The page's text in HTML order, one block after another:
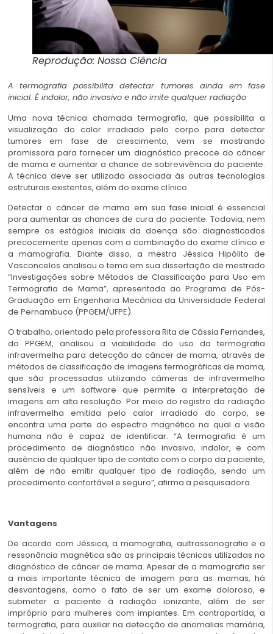
Reprodução: Nossa Ciência
A termografia possibilita detectar tumores ainda em fase
inicial. É indolor, não invasivo e não imite qualquer radiação
Uma nova técnica chamada termografia, que possibilita a
visualização do calor irradiado pelo corpo para detectar
tumores em fase de crescimento, vem se mostrando
promissora para fornecer um diagnóstico precoce do câncer
de mama e aumentar a chance de sobrevivência do paciente.
A técnica deve ser utilizada associada às outras tecnologias
estruturais existentes, além do exame clínico.
Detectar o câncer de mama em sua fase inicial é essencial
para aumentar as chances de cura do paciente. Todavia, nem
sempre os estágios iniciais da doença são diagnosticados
precocemente apenas com a combinação do exame clínico e
a mamografia. Diante disso, a mestra Jéssica Hipólito de
Vasconcelos analisou o tema em sua dissertação de mestrado
“Investigações sobre Métodos de Classificação para Uso em
Termografia de Mama”, apresentada ao Programa de Pós-
Graduação em Engenharia Mecânica da Universidade Federal
de Pernambuco (PPGEM/UFPE).
O trabalho, orientado pela professora Rita de Cássia Fernandes,
do PPGEM, analisou a viabilidade do uso da termografia
infravermelha para detecção do câncer de mama, através de
métodos de classificação de imagens termográficas de mama,
que são processadas utilizando câmeras de infravermelho
sensíveis e um software que permite a interpretação de
imagens em alta resolução. Por meio do registro da radiação
infravermelha emitida pelo calor irradiado do corpo, se
encontra uma parte do espectro magnético na qual a visão
humana não é capaz de identificar. “A termografia é um
procedimento de diagnóstico não invasivo, indolor, e com
ausência de qualquer tipo de contato com o corpo da paciente,
além de não emitir qualquer tipo de radiação, sendo um
procedimento confortável e seguro”, afirma a pesquisadora.
Vantagens
De acordo com Jéssica, a mamografia, aultrassonografia e a
ressonância magnética são as principais técnicas utilizadas no
diagnóstico de câncer de mama. Apesar de a mamografia ser
a mais importante técnica de imagem para as mamas, há
desvantagens, como o fato de ser um exame doloroso, e
submeter a paciente à radiação ionizante, além de ser
impróprio para mulheres com implantes. Em contrapartida, a
termografia, para auxiliar na detecção de anomalias mamária,